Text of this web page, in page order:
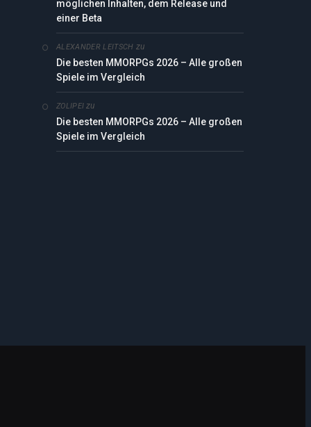
möglichen Inhalten, dem Release und
einer Beta
ALEXANDER LEITSCH zu
Die besten MMORPGs 2026 – Alle großen
Spiele im Vergleich
ZOLIPEI zu
Die besten MMORPGs 2026 – Alle großen
Spiele im Vergleich